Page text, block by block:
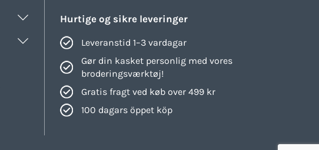
Hurtige og sikre leveringer
Leveranstid 1–3 vardagar
Gør din kasket personlig med vores
broderingsværktøj!
Gratis fragt ved køb over 499 kr
100 dagars öppet köp